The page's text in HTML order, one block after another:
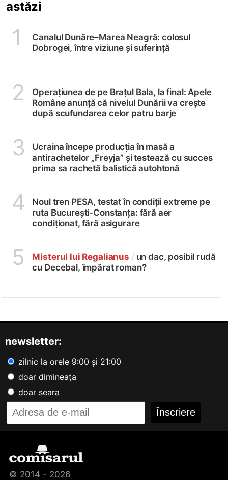
astăzi
1
Canalul Dunăre–Marea Neagră: colosul
Dobrogei, între viziune și suferință
2
Operațiunea de pe Brațul Bala, la final: Apele
Române anunță că nivelul Dunării va crește
după scufundarea celor patru barje
3
Ucraina începe producția în masă a
antirachetelor „Freyja” și testează cu succes
prima sa rachetă balistică autohtonă
4
Noul tren PESA, testat în condiții extreme pe
ruta București-Constanța: fără aer
condiționat, fără asigurare
5 Misterul lui Regalianus /un dac, posibil rudă
cu Decebal, împărat roman?
newsletter:
zilnic la orele 9:00 și 21:00
doar dimineața
doar seara
© 2014 - 2026